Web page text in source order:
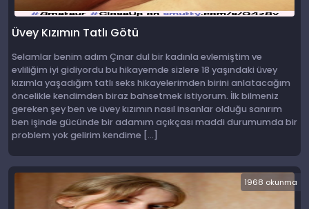
Üvey Kızımın Tatlı Götü
Selamlar benim adım Çınar dul bir kadınla evlemiştim ve
evliliğim iyi gidiyordu bu hikayemde sizlere 18 yaşındaki üvey
kızımla yaşadığım tatlı seks hikayelerimden birini anlatacağım
öncelikle kendimden biraz bahsetmek istiyorum. İlk bilmeniz
gereken şey ben ve üvey kızımın nasıl insanlar olduğu sanırım
ben işinde gücünde bir adamım açıkçası maddi durumumda bir
problem yok gelirim kendime […]
1968 okunma